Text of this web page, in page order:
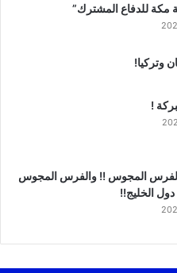
مكة للدفاع المشترك”
وتركيا!
!
المجوس !! والفرس المجوس
الخليج!!